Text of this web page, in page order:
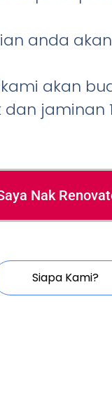
anda
akan
jaminan
Nak
Siapa Kami?